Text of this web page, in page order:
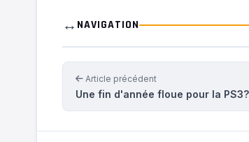
↔️ NAVIGATION
Article précédent
Une fin d'année floue pour la PS3?